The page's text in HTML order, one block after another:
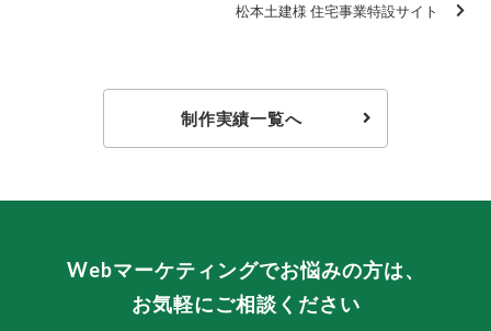
松本土建様 住宅事業特設サイト
制作実績一覧へ
Webマーケティングでお悩みの方は、
お気軽にご相談ください